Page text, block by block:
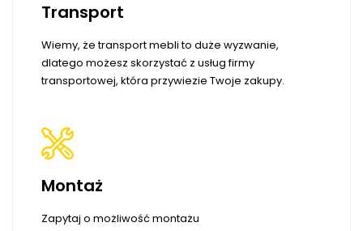
Transport
Wiemy, że transport mebli to duże wyzwanie,
dlatego możesz skorzystać z usług firmy
transportowej, która przywiezie Twoje zakupy.
Montaż
Zapytaj o możliwość montażu